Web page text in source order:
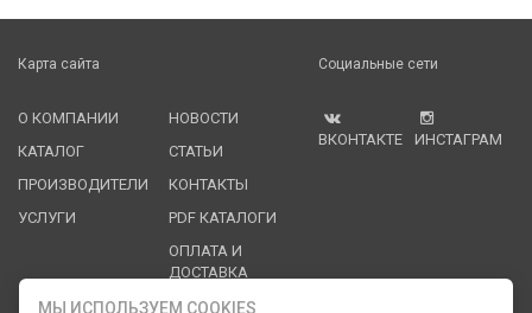
Карта сайта
О КОМПАНИИ
КАТАЛОГ
ПРОИЗВОДИТЕЛИ
УСЛУГИ
НОВОСТИ
СТАТЬИ
КОНТАКТЫ
PDF КАТАЛОГИ
ОПЛАТА И
ДОСТАВКА
Социальные сети
ВКОНТАКТЕ ИНСТАГРАМ
МЫ ИСПОЛЬЗУЕМ COOKIES